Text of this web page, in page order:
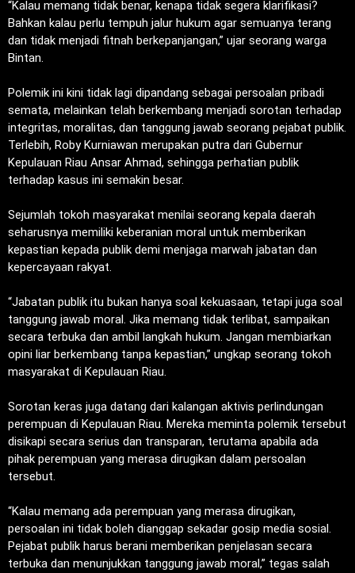
‎“Kalau memang tidak benar, kenapa tidak segera klarifikasi?
Bahkan kalau perlu tempuh jalur hukum agar semuanya terang
dan tidak menjadi fitnah berkepanjangan,” ujar seorang warga
Bintan.
‎Polemik ini kini tidak lagi dipandang sebagai persoalan pribadi
semata, melainkan telah berkembang menjadi sorotan terhadap
integritas, moralitas, dan tanggung jawab seorang pejabat publik.
Terlebih, Roby Kurniawan merupakan putra dari Gubernur
Kepulauan Riau Ansar Ahmad, sehingga perhatian publik
terhadap kasus ini semakin besar.
‎Sejumlah tokoh masyarakat menilai seorang kepala daerah
seharusnya memiliki keberanian moral untuk memberikan
kepastian kepada publik demi menjaga marwah jabatan dan
kepercayaan rakyat.
‎“Jabatan publik itu bukan hanya soal kekuasaan, tetapi juga soal
tanggung jawab moral. Jika memang tidak terlibat, sampaikan
secara terbuka dan ambil langkah hukum. Jangan membiarkan
opini liar berkembang tanpa kepastian,” ungkap seorang tokoh
masyarakat di Kepulauan Riau.
‎Sorotan keras juga datang dari kalangan aktivis perlindungan
perempuan di Kepulauan Riau. Mereka meminta polemik tersebut
disikapi secara serius dan transparan, terutama apabila ada
pihak perempuan yang merasa dirugikan dalam persoalan
tersebut.
‎“Kalau memang ada perempuan yang merasa dirugikan,
persoalan ini tidak boleh dianggap sekadar gosip media sosial.
Pejabat publik harus berani memberikan penjelasan secara
terbuka dan menunjukkan tanggung jawab moral,” tegas salah